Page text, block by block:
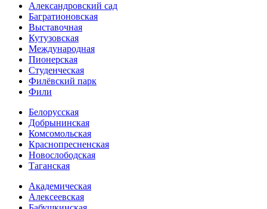
Александ­ровский сад
Багратионовская
Выставочная
Кутузовская
Международная
Пионерская
Студенческая
Филёвский парк
Фили
Белорусская
Добрынинская
Комсо­мольская
Краснопресненская
Новослободская
Таганская
Академическая
Алексеевская